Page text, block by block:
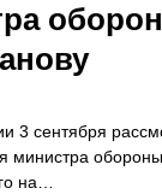
3 сентября
министра
на…